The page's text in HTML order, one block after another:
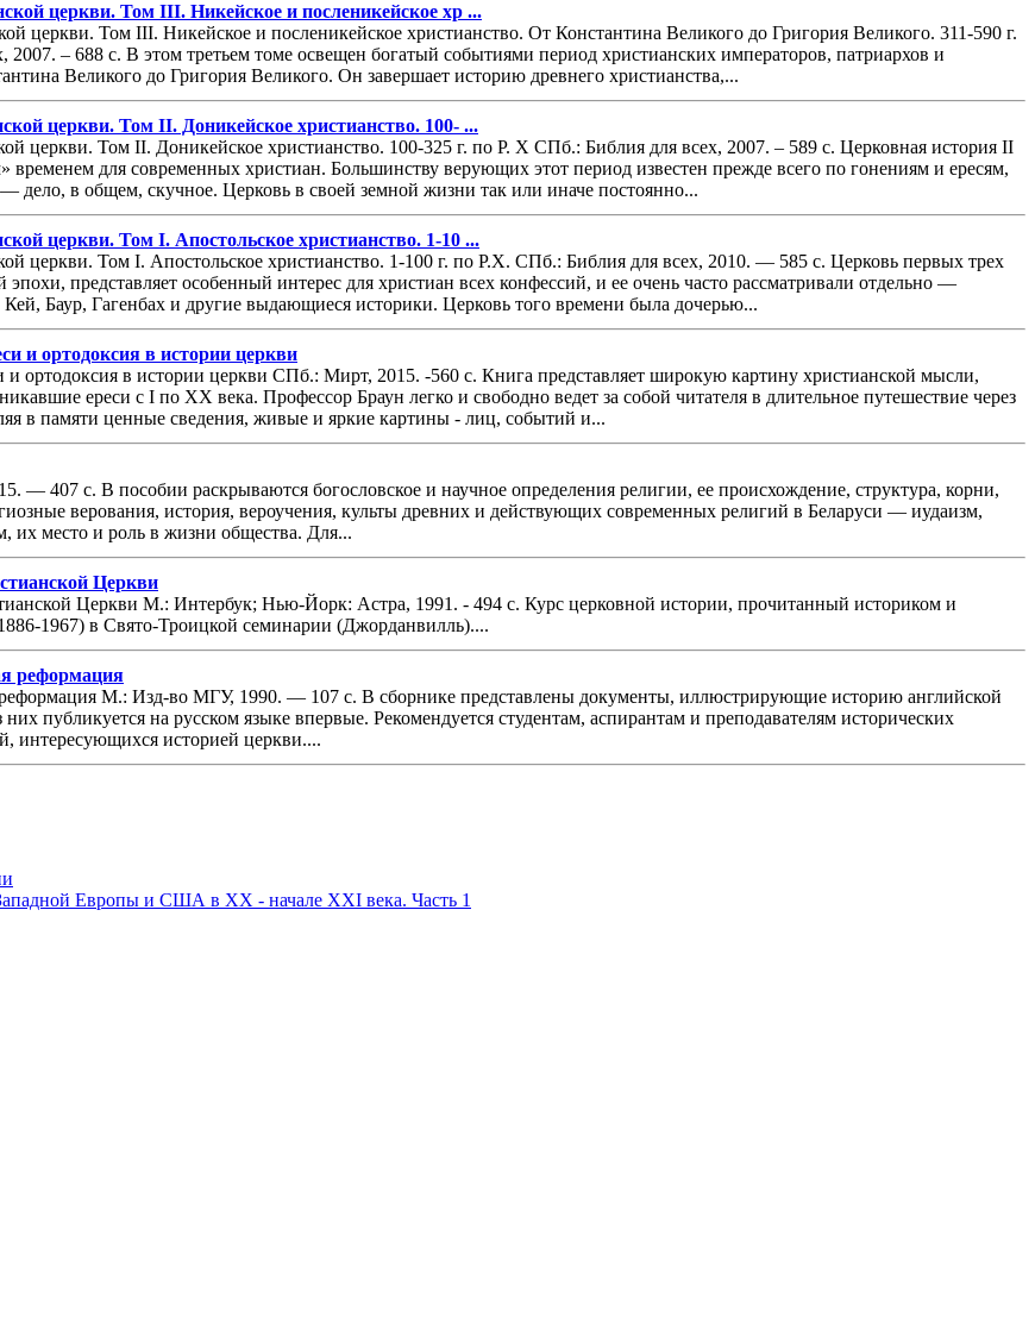
церкви. Том III. Никейское и посленикейское хр ...
церкви. Том III. Никейское и посленикейское христианство. От Константина Великого до Григория Великого. 311-590 г.
– 688 с. В этом третьем томе освещен богатый событиями период христианских императоров, патриархов и
Великого до Григория Великого. Он завершает историю древнего христианства,...
церкви. Том II. Доникейское христианство. 100- ...
церкви. Том II. Доникейское христианство. 100-325 г. по Р. Х СПб.: Библия для всех, 2007. – 589 с. Церковная история II
для современных христиан. Большинству верующих этот период известен прежде всего по гонениям и ересям,
дело, в общем, скучное. Церковь в своей земной жизни так или иначе постоянно...
церкви. Том I. Апостольское христианство. 1-10 ...
церкви. Том I. Апостольское христианство. 1-100 г. по Р.Х. СПб.: Библия для всех, 2010. — 585 с. Церковь первых трех
эпохи, представляет особенный интерес для христиан всех конфессий, и ее очень часто рассматривали отдельно —
Баур, Гагенбах и другие выдающиеся историки. Церковь того времени была дочерью...
и ортодоксия в истории церкви
ортодоксия в истории церкви СПб.: Мирт, 2015. -560 с. Книга представляет широкую картину христианской мысли,
ереси с I по XX века. Профессор Браун легко и свободно ведет за собой читателя в длительное путешествие через
в памяти ценные сведения, живые и яркие картины - лиц, событий и...
407 с. В пособии раскрываются богословское и научное определения религии, ее происхождение, структура, корни,
верования, история, вероучения, культы древних и действующих современных религий в Беларуси — иудаизм,
их место и роль в жизни общества. Для...
Церкви
Церкви М.: Интербук; Нью-Йорк: Астра, 1991. - 494 с. Курс церковной истории, прочитанный историком и
1967) в Свято-Троицкой семинарии (Джорданвилль)....
реформация
М.: Изд-во МГУ, 1990. — 107 с. В сборнике представлены документы, иллюстрирующие историю английской
публикуется на русском языке впервые. Рекомендуется студентам, аспирантам и преподавателям исторических
интересующихся историей церкви....
Европы и США в ХХ - начале ХХI века. Часть 1